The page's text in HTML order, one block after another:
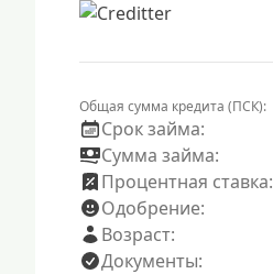
Общая сумма кредита (ПСК):
Срок займа:
Сумма займа:
Процентная ставка:
Одобрение:
Возраст:
Документы: